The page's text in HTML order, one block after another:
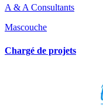
A & A Consultants
Mascouche
Chargé de projets